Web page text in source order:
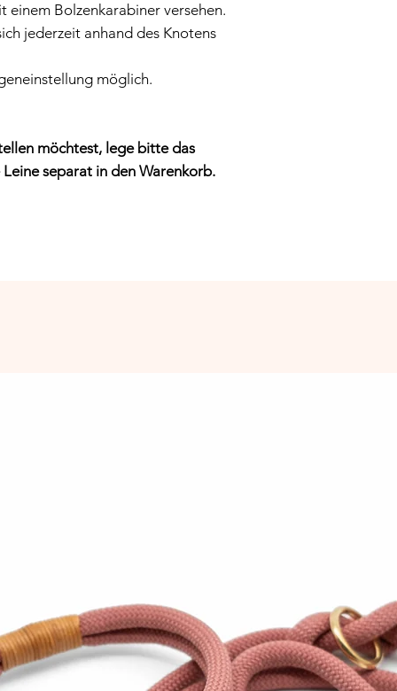
einem Bolzenkarabiner versehen.
jederzeit anhand des Knotens
möglich.
möchtest, lege bitte das
separat in den Warenkorb.